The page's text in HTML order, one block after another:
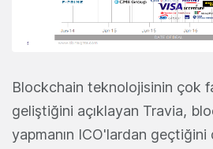
Blockchain teknolojisinin çok
geliştiğini açıklayan Travia,
yapmanın ICO'lardan